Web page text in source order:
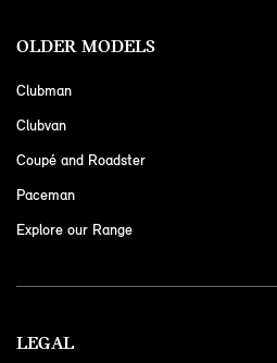
OLDER MODELS
Clubman
Clubvan
Coupé and Roadster
Paceman
Explore our Range
LEGAL